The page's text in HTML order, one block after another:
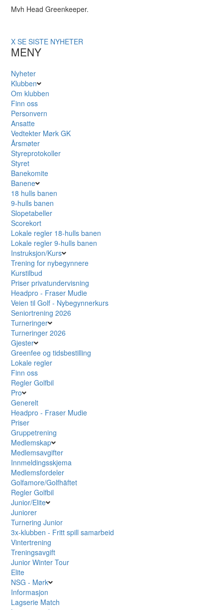
Mvh Head Greenkeeper.
X SE SISTE NYHETER
MENY
Nyheter
Klubben
Om klubben
Finn oss
Personvern
Ansatte
Vedtekter Mørk GK
Årsmøter
Styreprotokoller
Styret
Banekomite
Banene
18 hulls banen
9-hulls banen
Slopetabeller
Scorekort
Lokale regler 18-hulls banen
Lokale regler 9-hulls banen
Instruksjon/Kurs
Trening for nybegynnere
Kurstilbud
Priser privatundervisning
Headpro - Fraser Mudie
Veien til Golf - Nybegynnerkurs
Seniortrening 2026
Turneringer
Turneringer 2026
Gjester
Greenfee og tidsbestilling
Lokale regler
Finn oss
Regler Golfbil
Pro
Generelt
Headpro - Fraser Mudie
Priser
Gruppetrening
Medlemskap
Medlemsavgifter
Innmeldingsskjema
Medlemsfordeler
Golfamore/Golfhäftet
Regler Golfbil
Junior/Elite
Juniorer
Turnering Junior
3x-klubben - Fritt spill samarbeid
Vintertrening
Treningsavgift
Junior Winter Tour
Elite
NSG - Mørk
Informasjon
Lagserie Match